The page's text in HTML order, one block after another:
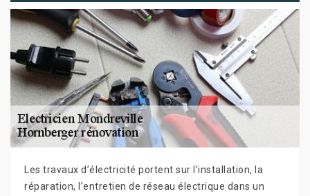
Les travaux d’électricité portent sur l’installation, la
réparation, l’entretien de réseau électrique dans un